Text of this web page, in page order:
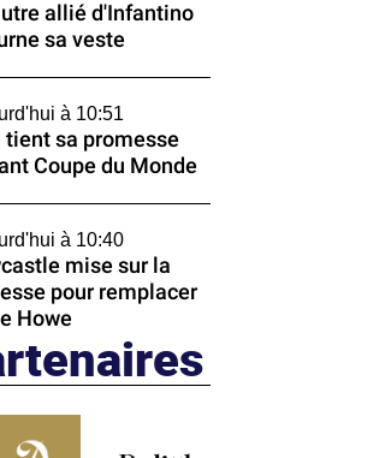
allié d'Infantino
sa veste
à 10:51
tient sa promesse
Coupe du Monde
à 10:40
mise sur la
pour remplacer
Howe